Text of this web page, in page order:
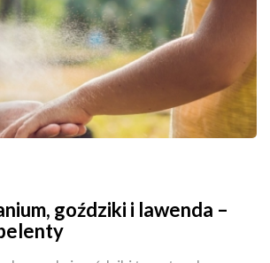
goździki i lawenda –